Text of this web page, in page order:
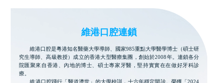
維港口腔連鎖
維港口腔是粵港知名醫藥大學導師、國家985重點大學醫學博士（碩士研
究生導師、高級教授）成立的香港大型醫療集團，創始於2008年。連鎖各分
院匯聚來自香港、內地的博士、碩士專家牙醫，堅持實實在在做好牙科診
療。
維港口腔踐行「醫道濟世」的大學校訓，十六年穩定開診。榮獲「2024